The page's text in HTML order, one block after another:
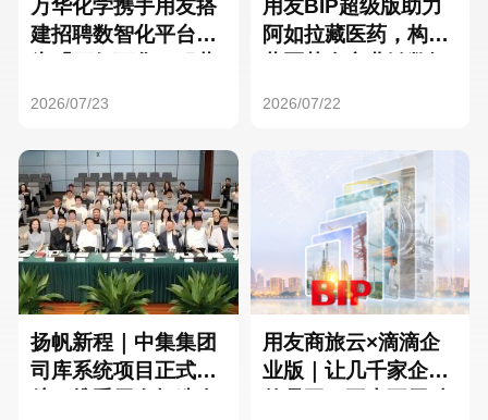
万华化学携手用友搭
建招聘数智化平台，
2026/07/23
用友BIP超级版助力
阿如拉藏医药，构建
2026/07/22
扬帆新程｜中集集团
司库系统项目正式启
用友商旅云×滴滴企
业版｜让几千家企业